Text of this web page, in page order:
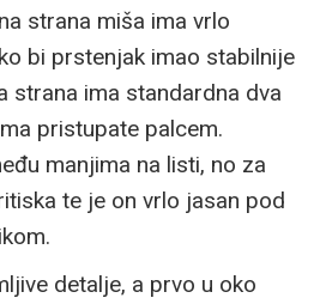
strana miša ima vrlo
bi prstenjak imao stabilnije
strana ima standardna dva
pristupate palcem.
manjima na listi, no za
te je on vrlo jasan pod
detalje, a prvo u oko